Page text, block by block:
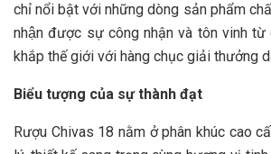
chỉ nổi bật với những dòng sản phẩm
nhận được sự công nhận và tôn vinh
khắp thế giới với hàng chục giải thưởng
Biểu tượng của sự thành đạt
Rượu Chivas 18 nằm ở phân khúc cao